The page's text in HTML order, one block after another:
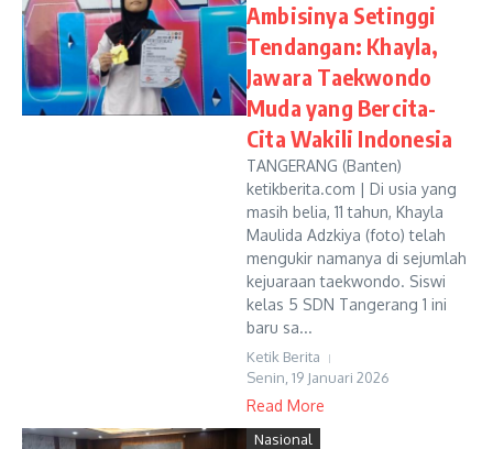
Ambisinya Setinggi
Tendangan: Khayla,
Jawara Taekwondo
Muda yang Bercita-
Cita Wakili Indonesia
TANGERANG (Banten)
ketikberita.com | Di usia yang
masih belia, 11 tahun, Khayla
Maulida Adzkiya (foto) telah
mengukir namanya di sejumlah
kejuaraan taekwondo. Siswi
kelas 5 SDN Tangerang 1 ini
baru sa...
Ketik Berita
Senin, 19 Januari 2026
Read More
Nasional